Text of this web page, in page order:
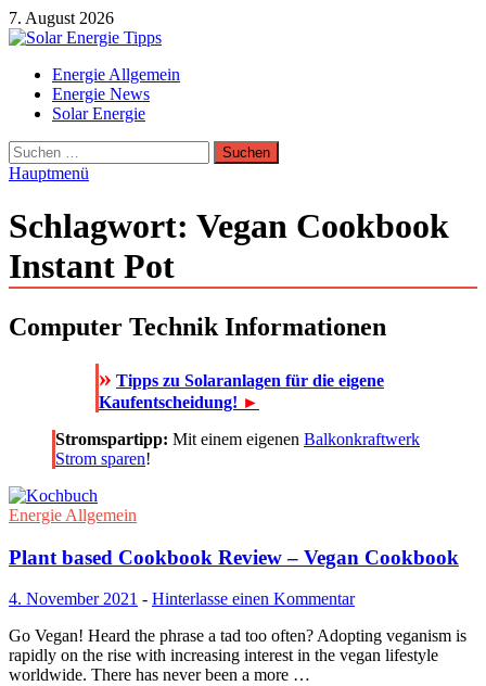
Zum
Inhalt
7. August 2026
Solar Energie Tipps
Solar Energie und Photovoltaik Informationen und Tipps
Energie Allgemein
Energie News
Solar Energie
Suchen
nach:
Hauptmenü
Schlagwort: Vegan Cookbook
Instant Pot
Computer Technik Informationen
» Tipps zu Solaranlagen für die eigene
Kaufentscheidung! ►
Stromspartipp: Mit einem eigenen Balkonkraftwerk
Strom sparen!
Energie Allgemein
Plant based Cookbook Review – Vegan Cookbook
4. November 2021 - Hinterlasse einen Kommentar
Go Vegan! Heard the phrase a tad too often? Adopting veganism is
rapidly on the rise with increasing interest in the vegan lifestyle
worldwide. There has never been a more …